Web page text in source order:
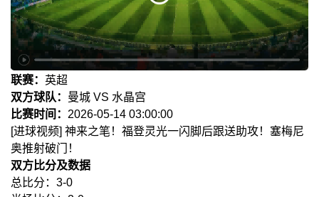
联赛： 英超
双方球队： 曼城 VS 水晶宫
比赛时间： 2026-05-14 03:00:00
[进球视频] 神来之笔！福登灵光一闪脚后跟送助攻！塞梅尼
奥推射破门！
双方比分及数据
总比分：3-0